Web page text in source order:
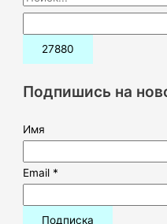
о
и
:Подпишись на
Имя
Email *